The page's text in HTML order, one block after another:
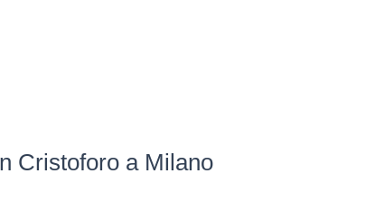
Cristoforo a Milano